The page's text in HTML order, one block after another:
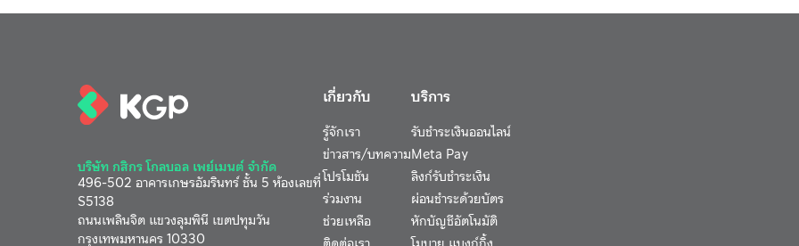
บริษัท กสิกร โกลบอล เพย์เมนต์ จำกัด
496-502 อาคารเกษรอัมรินทร์ ชั้น 5 ห้องเลขที่
S5138
ถนนเพลินจิต แขวงลุมพินี เขตปทุมวัน
กรุงเทพมหานคร 10330
เกี่ยวกับ
รู้จักเรา
ข่าวสาร/บทความ
โปรโมชัน
ร่วมงาน
ช่วยเหลือ
บริการ
รับชำระเงินออนไลน์
Meta Pay
ลิงก์รับชำระเงิน
ผ่อนชำระด้วยบัตร
หักบัญชีอัตโนมัติ